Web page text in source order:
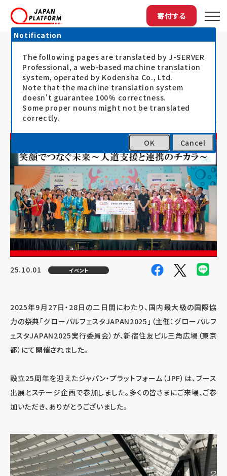
寄付する
トップ 最新情報 「グローバルフェスタJAPAN2025」...
「グローバルフェスタJAPAN2025」、
JPFパビリオンやステージ企画へのご
参加ありがとうございました
25.10.01 イベント
2025年9月27日・28日の二日間にわたり、国内最大級の国際協
力の祭典「グローバルフェスタJAPAN2025」（主催：グローバルフ
ェスタJAPAN2025実行委員会）が、新宿住友ビル三角広場（東京
都）にて開催されました。
設立25周年を迎えたジャパン・プラットフォーム（JPF）は、ブース
出展とステージ企画で参加しました。多くの皆さまにご来場、ご参
加いただき、ありがとうございました。
Notification
The following pages are translated by J-SERVER
Professional, a web-based machine translation
system, operated by Kodensha Co., Ltd.
Note that the machine translation system
doesn't guarantee 100% correctness.
Some proper nouns might not be translated
correctly.
OK Cancel